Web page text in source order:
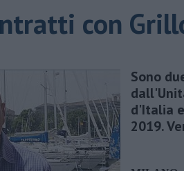
con
Sono
d'Italia
2019.